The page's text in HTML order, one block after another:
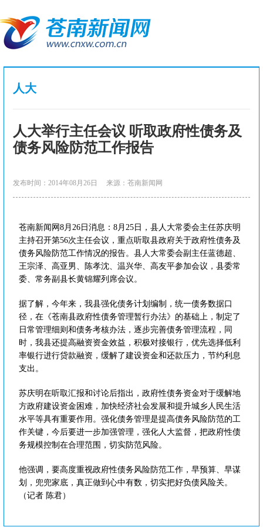
人大
人大举行主任会议 听取政府性债务及
债务风险防范工作报告
发布时间：2014年08月26日 来源：苍南新闻网
苍南新闻网8月26日消息：8月25日，县人大常委会主任苏庆明
主持召开第56次主任会议，重点听取县政府关于政府性债务及
债务风险防范工作情况的报告。县人大常委会副主任蓝德超、
王宗泽、高亚男、陈孝沈、温兴华、高友平参加会议，县委常
委、常务副县长黄锦耀列席会议。
据了解，今年来，我县强化债务计划编制，统一债务数据口
径，在《苍南县政府性债务管理暂行办法》的基础上，制定了
日常管理细则和债务考核办法，逐步完善债务管理流程，同
时，我县还提高融资资金效益，积极对接银行，优先选择低利
率银行进行贷款融资，缓解了建设资金和还款压力，节约利息
支出。
苏庆明在听取汇报和讨论后指出，政府性债务资金对于缓解地
方政府建设资金困难，加快经济社会发展和提升城乡人民生活
水平等具有重要作用。强化债务管理是提高债务风险防范的工
作关键，今后要进一步加强管理，强化人大监督，把政府性债
务规模控制在合理范围，切实防范风险。
他强调，要高度重视政府性债务风险防范工作，早预算、早谋
划，兜兜家底，真正做到心中有数，切实把好负债风险关。
（记者 陈君）